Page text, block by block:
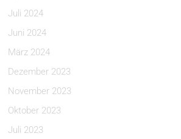
Juli 2024
Juni 2024
März 2024
Dezember 2023
November 2023
Oktober 2023
Juli 2023